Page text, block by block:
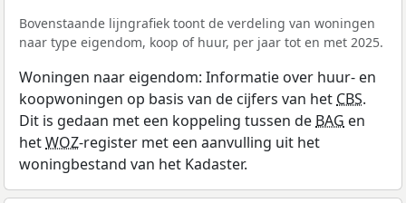
Bovenstaande lijngrafiek toont de verdeling van woningen
naar type eigendom, koop of huur, per jaar tot en met 2025.
Woningen naar eigendom: Informatie over huur- en
koopwoningen op basis van de cijfers van het CBS.
Dit is gedaan met een koppeling tussen de BAG en
hetWOZ-register met een aanvulling uit het
woningbestand van het Kadaster.